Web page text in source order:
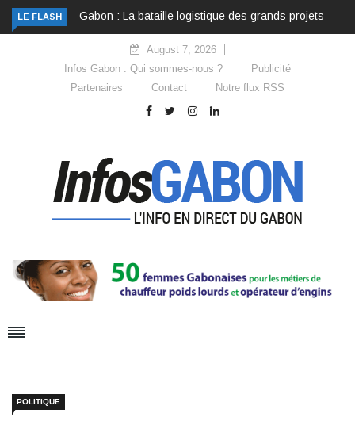
LE FLASH Gabon : La bataille logistique des grands projets
August 7, 2026
Infos Gabon : Qui sommes-nous ?
Publicité
Partenaires
Contact Notre flux RSS
POLITIQUE